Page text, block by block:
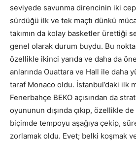
seviyede savunma direncinin iki
sürdüğü ilk ve tek maçtı dünkü
takımın da kolay basketler ürettiği
genel olarak durum buydu. Bu
özellikle ikinci yarıda ve daha da
anlarında Ouattara ve Hall ile daha
taraf Monaco oldu. İstanbul’daki ilk
Fenerbahçe BEKO açısından da
oyununun dışında çıkıp, özellikle
biçimde tempoyu aşağıya çekip,
zorlamak oldu. Evet; belki koşmak